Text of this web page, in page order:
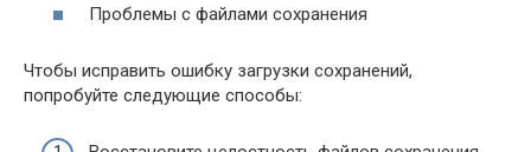
Проблемы с файлами сохранения
Чтобы исправить ошибку загрузки сохранений,
попробуйте следующие способы: